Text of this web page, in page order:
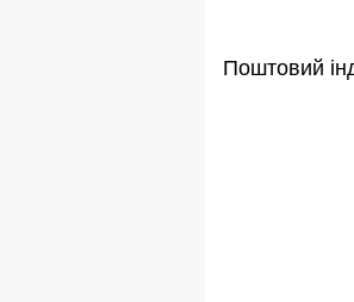
Поштовий